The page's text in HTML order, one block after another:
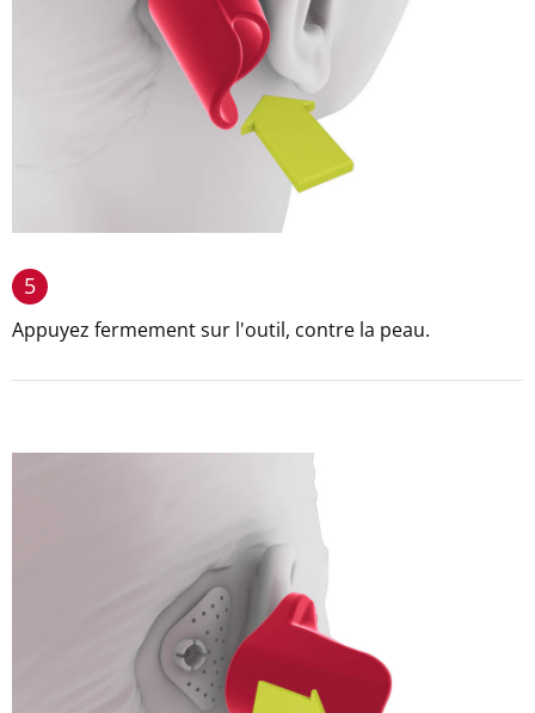
5
Appuyez fermement sur l'outil, contre la peau.